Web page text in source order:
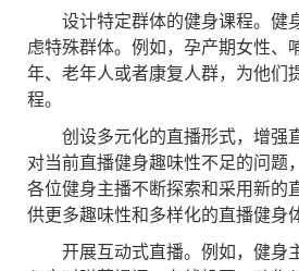
设计特定群体的健身课程。健
虑特殊群体。例如，孕产期女性、
年、老年人或者康复人群，为他们
程。
创设多元化的直播形式，增强
对当前直播健身趣味性不足的问题
各位健身主播不断探索和采用新的
供更多趣味性和多样化的直播健身
开展互动式直播。例如，健身